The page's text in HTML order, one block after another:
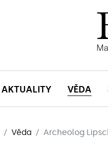
AKTUALITY VĚDA
Věda Archeolog